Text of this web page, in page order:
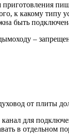
к какому типу
быть
–
от плиты
для
в